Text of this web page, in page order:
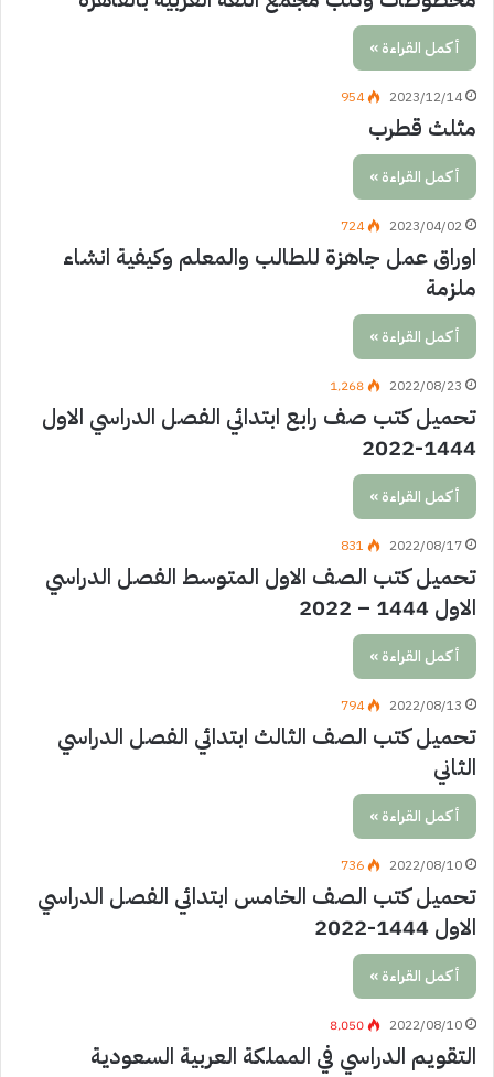
أكمل القراءة »
2023/12/14
954
مثلث قطرب
أكمل القراءة »
2023/04/02
724
اوراق عمل جاهزة للطالب والمعلم وكيفية انشاء
ملزمة
أكمل القراءة »
2022/08/23 1٬268
تحميل كتب صف رابع ابتدائي الفصل الدراسي الاول
1444-2022
أكمل القراءة »
2022/08/17
831
تحميل كتب الصف الاول المتوسط الفصل الدراسي
الاول 1444 – 2022
أكمل القراءة »
2022/08/13
794
تحميل كتب الصف الثالث ابتدائي الفصل الدراسي
الثاني
أكمل القراءة »
2022/08/10
736
تحميل كتب الصف الخامس ابتدائي الفصل الدراسي
الاول 1444-2022
أكمل القراءة »
2022/08/10 8٬050
التقويم الدراسي في المملكة العربية السعودية